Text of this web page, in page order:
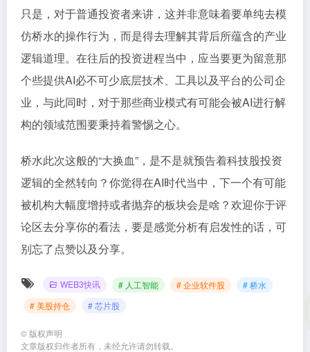
只是，对于普通投资者来讲，这并非意味着要单纯去模
仿桥水的操作行为，而是得去理解其背后所蕴含的产业
逻辑道理。在往后的投资进程当中，应当要更为留意那
个些提供AI必不可少底层技术、工具以及平台的公司企
业，与此同时，对于那些商业模式有可能会被AI进行解
构的领域范围要秉持着警惕之心。
桥水此次这般的“大换血”，是不是就预告着科技股投资
逻辑的全然转向？你觉得在AI时代当中，下一个有可能
被机构大幅度增持或者抛弃的板块会是啥？欢迎你于评
论区去分享你的看法，要是感觉分析有启发性的话，可
别忘了点赞以及分享。
WEB3快讯 # 人工智能 # 企业软件股
# 桥水
# 美股持仓
# 芯片股
© 版权声明
文章版权归作者所有，未经允许请勿转载。